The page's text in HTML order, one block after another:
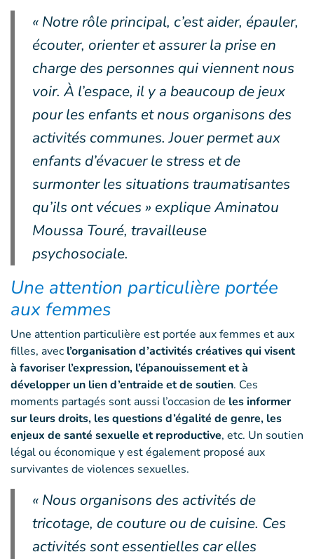
« Notre rôle principal, c’est aider, épauler,
écouter, orienter et assurer la prise en
charge des personnes qui viennent nous
voir. À l’espace, il y a beaucoup de jeux
pour les enfants et nous organisons des
activités communes. Jouer permet aux
enfants d’évacuer le stress et de
surmonter les situations traumatisantes
qu’ils ont vécues » explique Aminatou
Moussa Touré, travailleuse
psychosociale.
Une attention particulière portée
aux femmes
Une attention particulière est portée aux femmes et aux
filles, avec l’organisation d’activités créatives qui visent
à favoriser l’expression, l’épanouissement et à
développer un lien d’entraide et de soutien. Ces
moments partagés sont aussi l’occasion de les informer
sur leurs droits, les questions d’égalité de genre, les
enjeux de santé sexuelle et reproductive, etc. Un soutien
légal ou économique y est également proposé aux
survivantes de violences sexuelles.
« Nous organisons des activités de
tricotage, de couture ou de cuisine. Ces
activités sont essentielles car elles